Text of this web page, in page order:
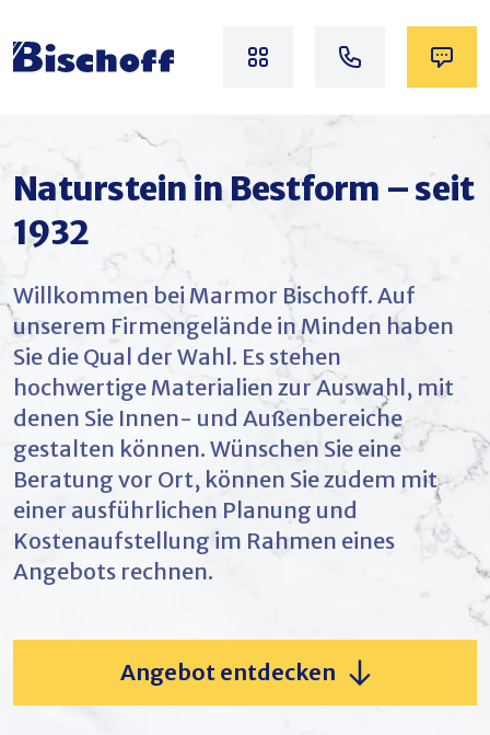
Naturstein in Bestform – seit
1932
Willkommen bei Marmor Bischoff. Auf
unserem Firmengelände in Minden haben
Sie die Qual der Wahl. Es stehen
hochwertige Materialien zur Auswahl, mit
denen Sie Innen- und Außenbereiche
gestalten können. Wünschen Sie eine
Beratung vor Ort, können Sie zudem mit
einer ausführlichen Planung und
Kostenaufstellung im Rahmen eines
Angebots rechnen.
Angebot entdecken